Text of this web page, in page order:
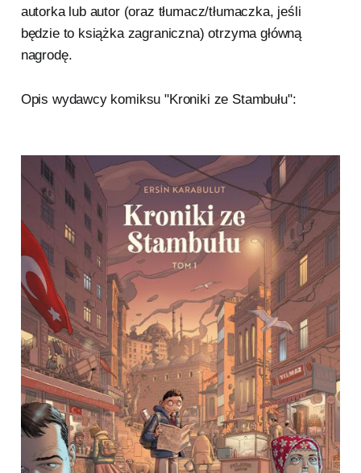
autorka lub autor (oraz tłumacz/tłumaczka, jeśli
będzie to książka zagraniczna) otrzyma główną
nagrodę.
Opis wydawcy komiksu "Kroniki ze Stambułu":